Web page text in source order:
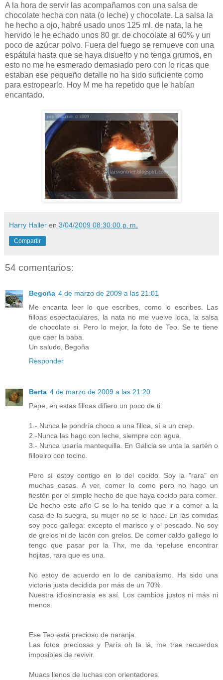
A la hora de servir las acompañamos con una salsa de
chocolate hecha con nata (o leche) y chocolate. La salsa la
he hecho a ojo, habré usado unos 125 ml. de nata, la he
hervido le he echado unos 80 gr. de chocolate al 60% y un
poco de azúcar polvo. Fuera del fuego se remueve con una
espátula hasta que se haya disuelto y no tenga grumos, en
esto no me he esmerado demasiado pero con lo ricas que
estaban ese pequeño detalle no ha sido suficiente como
para estropearlo. Hoy M me ha repetido que le habían
encantado.
Harry Haller en 3/04/2009 08:30:00 p. m.
Compartir
54 comentarios:
Begoña 4 de marzo de 2009 a las 21:01
Me encanta leer lo que escribes, como lo escribes. Las
filloas espectaculares, la nata no me vuelve loca, la salsa
de chocolate si. Pero lo mejor, la foto de Teo. Se te tiene
que caer la baba.
Un saludo, Begoña
Responder
Berta 4 de marzo de 2009 a las 21:20
Pepe, en estas filloas difiero un poco de ti:
1.- Nunca le pondría choco a una filloa, sí a un crep.
2.-Nunca las hago con leche, siempre con agua.
3.- Nunca usaría mantequilla. En Galicia se unta la sartén o
filloeiro con tocino.
Pero sí estoy contigo en lo del cocido. Soy la "rara" en
muchas casas. A ver, comer lo como pero no hago un
fiestón por el simple hecho de que haya cocido para comer.
De hecho este año C se lo ha tenido que ir a comer a la
casa de la suegra, su mujer no se lo hace. En las comidas
soy poco gallega: excepto el marisco y el pescado. No soy
de grelos ni de lacón con grelos. De comer caldo gallego lo
tengo que pasar por la Thx, me da repeluse encontrar
hojitas, rara que es una.
No estoy de acuerdo en lo de canibalismo. Ha sido una
victoria justa decidida por más de un 70%.
Nuestra idiosincrasia es así. Los cambios justos ni más ni
menos.
Ese Teo está precioso de naranja.
Las fotos preciosas y París oh la lá, me trae recuerdos
imposibles de revivir.
Muacs llenos de luchas con orientadores.